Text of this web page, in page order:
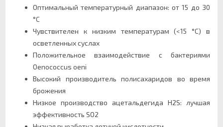
Оптимальный температурный диапазон: от 15 до 30
°C
Чувствителен к низким температурам (<15 °C) в
осветленных суслах
Положительное взаимодействие с бактериями
Oenococcus oeni
Высокий производитель полисахаридов во время
брожения
Низкое производство ацетальдегида H2S: лучшая
эффективность SO2